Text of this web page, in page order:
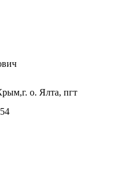
о. Ялта, пгт